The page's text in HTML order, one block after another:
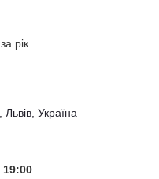
рік
Україна
19:00